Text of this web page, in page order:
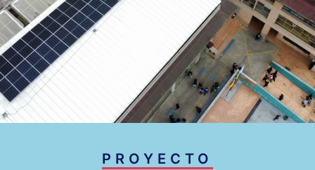
PROYECTO